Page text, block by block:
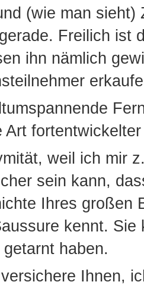
(wie man
Freilich ist
ihn nämlich
Art
weil ich mir
sein kann,
Ihres großen
kennt.
haben.
Ihnen,